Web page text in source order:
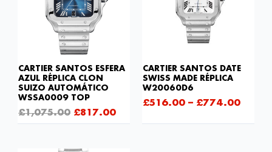
CARTIER SANTOS ESFERA
AZUL RÉPLICA CLON
SUIZO AUTOMÁTICO
WSSA0009 TOP
£1,075.00 £817.00
CARTIER SANTOS DATE
SWISS MADE RÉPLICA
W20060D6
£516.00 – £774.00